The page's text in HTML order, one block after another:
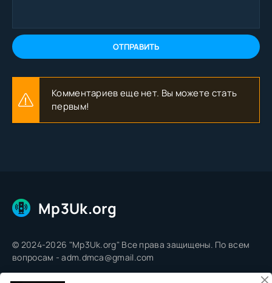
ОТПРАВИТЬ
Комментариев еще нет. Вы можете стать
первым!
Mp3Uk.org
© 2024-2026 "Mp3Uk.org" Все права защищены. По всем
вопросам - adm.dmca@gmail.com